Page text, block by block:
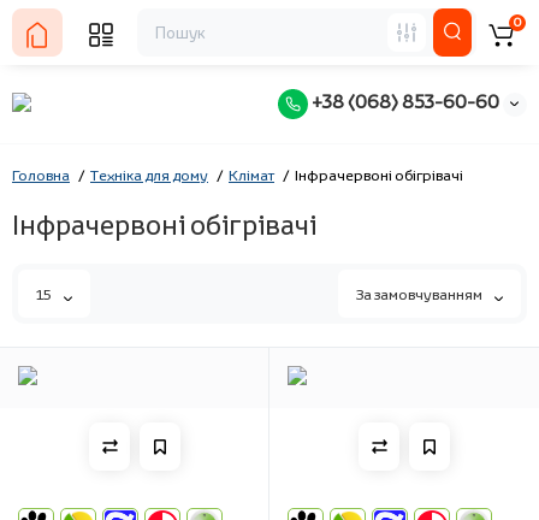
+38 (068) 853-60-60
0
Головна Техніка для дому Клімат Інфрачервоні обігрівачі
Інфрачервоні обігрівачі
15 За замовчуванням